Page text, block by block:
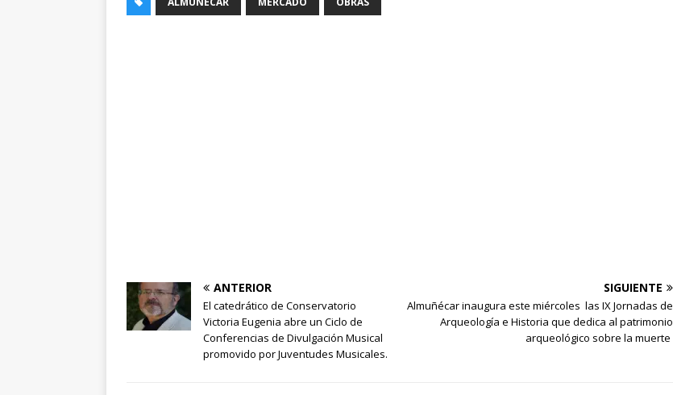
ANTERIOR
El catedrático de Conservatorio
Victoria Eugenia abre un Ciclo de
Conferencias de Divulgación Musical
promovido por Juventudes Musicales.
SIGUIENTE
Almuñécar inaugura este miércoles las IX Jornadas de
Arqueología e Historia que dedica al patrimonio
arqueológico sobre la muerte